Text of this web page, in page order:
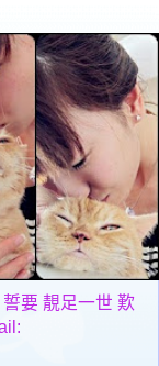
要 靚足一世 歎